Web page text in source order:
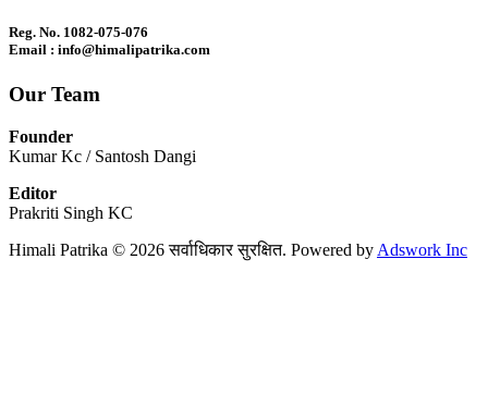
Reg. No. 1082-075-076
Email : info@himalipatrika.com
Our Team
Founder
Kumar Kc / Santosh Dangi
Editor
Prakriti Singh KC
Himali Patrika © 2026 सर्वाधिकार सुरक्षित. Powered by Adswork Inc